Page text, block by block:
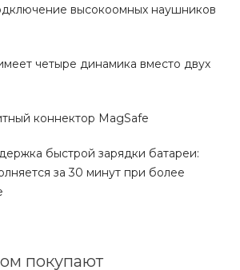
высокоомных наушников
четыре динамика вместо двух
коннектор MagSafe
быстрой зарядки батареи:
за 30 минут при более
покупают